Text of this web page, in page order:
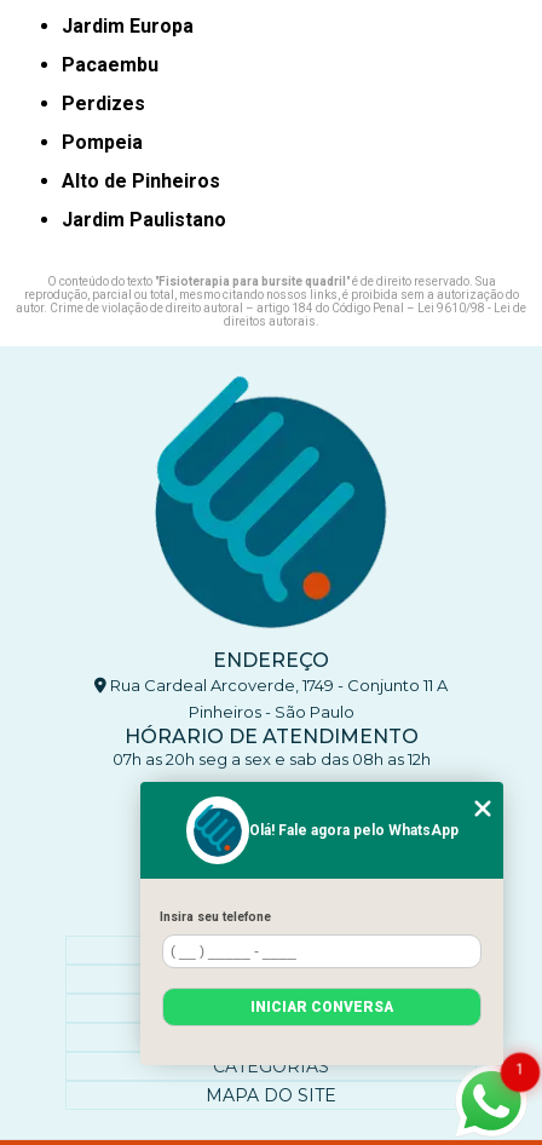
jardim Europa
Pacaembu
Perdizes
Pompeia
Alto de Pinheiros
Jardim Paulistano
O conteúdo do texto "Fisioterapia para bursite quadril " é de direito reservado. Sua
reprodução, parcial ou total, mesmo citando nossos links, é proibida sem a autorização do
autor. Crime de violação de direito autoral – artigo 184 do Código Penal –
Lei 9610/98 - Lei de
direitos autorais
ENDEREÇO
Rua Cardeal Arcoverde, 1749 - Conjunto 11 A
Pinheiros - São Paulo
HÓRARIO DE ATENDIMENTO
07h as 20h seg a sex e sab das 08h as 12h
CONTATO
(11) 93770-4137
(11) 93770-4137
clinicaenleva5@gmail.com
MENU
HOME
O QUE ATENDEMOS
CATEGORIAS
MAPA DO SITE
1
Olá! Fale agora pelo WhatsApp
Insira seu telefone
INICIAR CONVERSA